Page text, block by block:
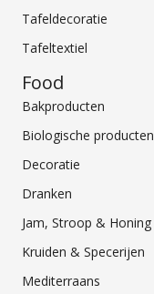
Tafeldecoratie
Tafeltextiel
Food
Bakproducten
Biologische producten
Decoratie
Dranken
Jam, Stroop & Honing
Kruiden & Specerijen
Mediterraans